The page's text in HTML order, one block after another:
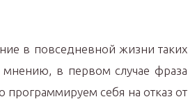
в повседневной жизни таких
мнению, в первом случае фраза
программируем себя на отказ от